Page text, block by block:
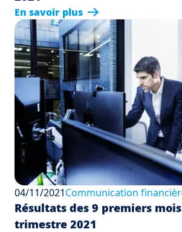
En savoir plus
04/11/2021Communication
Résultats des 9 premiers
trimestre 2021